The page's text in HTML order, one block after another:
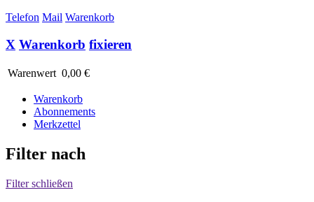
Telefon Mail Warenkorb
X Warenkorb fixieren
Warenwert 0,00 €
Warenkorb
Abonnements
Merkzettel
Filter nach
Filter schließen